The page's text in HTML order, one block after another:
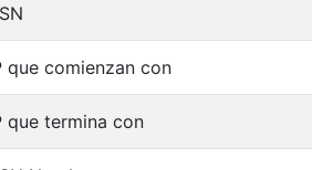
que comienzan con
que termina con